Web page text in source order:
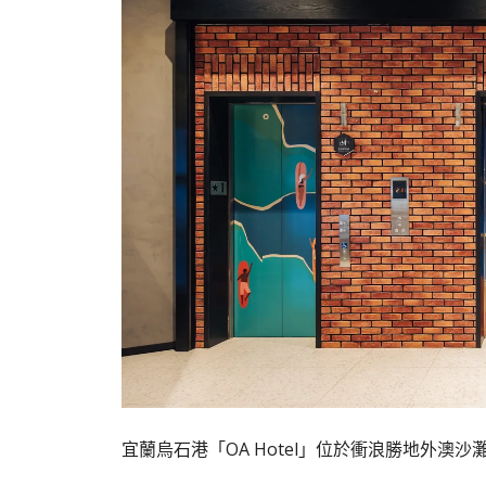
宜蘭烏石港「OA Hotel」位於衝浪勝地外澳沙